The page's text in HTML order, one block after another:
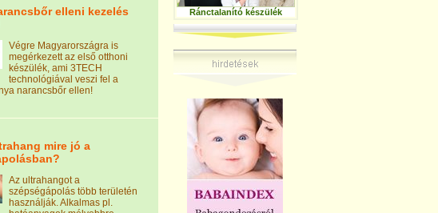
elleni kezelés
Végre Magyarországra is
megérkezett az első otthoni
készülék, ami 3TECH
technológiával veszi fel a
narancsbőr ellen!
mire jó a
Az ultrahangot a
szépségápolás több területén
használják. Alkalmas pl.
Ránctalanító készülék